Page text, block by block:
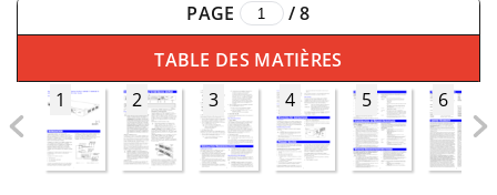
PAGE /8
TABLE DES MATIÈRES
1
2 3 4 5 6